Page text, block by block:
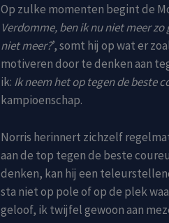
Op zulke momenten begint de
Verdomme, ben ik nu niet meer
niet meer?’, somt hij op wat er
motiveren door te denken aan
ik: Ik neem het op tegen de beste
kampioenschap.
Norris herinnert zichzelf
aan de top tegen de beste
denken, kan hij een
sta niet op pole of op de plek
geloof, ik twijfel gewoon aan